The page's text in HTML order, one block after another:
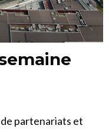
partenariats et